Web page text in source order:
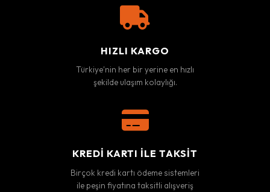
HIZLI KARGO
Türkiye'nin her bir yerine en hızlı
şekilde ulaşım kolaylığı.
KREDI KARTI ILE TAKSIT
Birçok kredi kartı ödeme sistemleri
ile peşin fiyatına taksitli alışveriş